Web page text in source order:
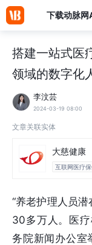
下载动脉网
搭建一站式医
领域的数字化
李汶芸
2024-03-19 08:00
文章关联实体
大慈健康
互联网医疗
“养老护理人员
30多万人。医
务院新闻办公室